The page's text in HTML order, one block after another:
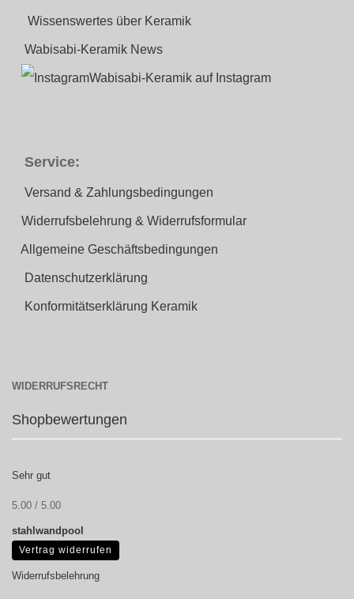
Wissenswertes über Keramik
Wabisabi-Keramik News
Wabisabi-Keramik auf Instagram
Service:
Versand & Zahlungsbedingungen
Widerrufsbelehrung & Widerrufsformular
Allgemeine Geschäftsbedingungen
Datenschutzerklärung
Konformitätserklärung Keramik
WIDERRUFSRECHT
Shopbewertungen
Sehr gut
5.00 / 5.00
stahlwandpool
Vertrag widerrufen
Widerrufsbelehrung